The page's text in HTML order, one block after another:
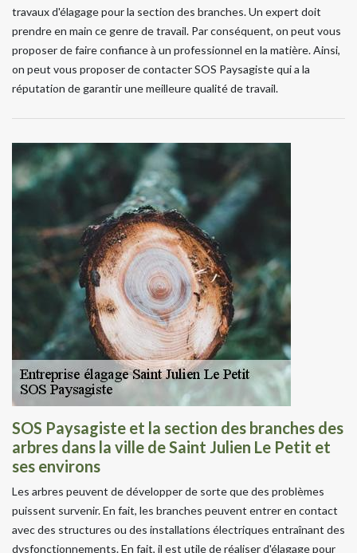
travaux d'élagage pour la section des branches. Un expert doit
prendre en main ce genre de travail. Par conséquent, on peut vous
proposer de faire confiance à un professionnel en la matière. Ainsi,
on peut vous proposer de contacter SOS Paysagiste qui a la
réputation de garantir une meilleure qualité de travail.
SOS Paysagiste et la section des branches des
arbres dans la ville de Saint Julien Le Petit et
ses environs
Les arbres peuvent de développer de sorte que des problèmes
puissent survenir. En fait, les branches peuvent entrer en contact
avec des structures ou des installations électriques entraînant des
dysfonctionnements. En fait, il est utile de réaliser d'élagage pour